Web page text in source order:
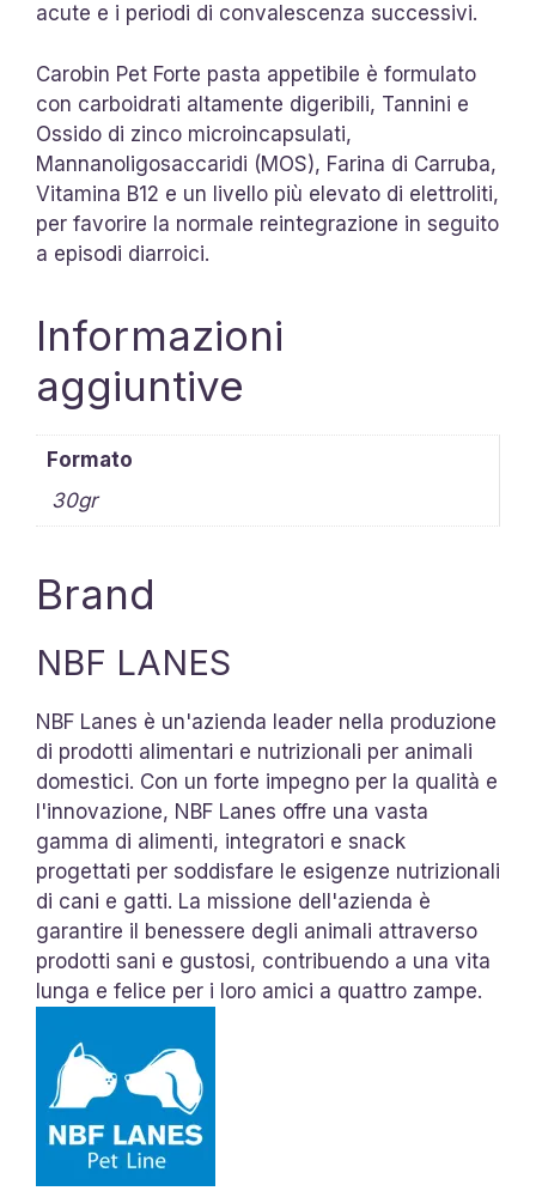
acute e i periodi di convalescenza successivi.
Carobin Pet Forte pasta appetibile è formulato
con carboidrati altamente digeribili, Tannini e
Ossido di zinco microincapsulati,
Mannanoligosaccaridi (MOS), Farina di Carruba,
Vitamina B12 e un livello più elevato di elettroliti,
per favorire la normale reintegrazione in seguito
a episodi diarroici.
Informazioni
aggiuntive
Formato
30gr
Brand
NBF LANES
NBF Lanes è un'azienda leader nella produzione
di prodotti alimentari e nutrizionali per animali
domestici. Con un forte impegno per la qualità e
l'innovazione, NBF Lanes offre una vasta
gamma di alimenti, integratori e snack
progettati per soddisfare le esigenze nutrizionali
di cani e gatti. La missione dell'azienda è
garantire il benessere degli animali attraverso
prodotti sani e gustosi, contribuendo a una vita
lunga e felice per i loro amici a quattro zampe.